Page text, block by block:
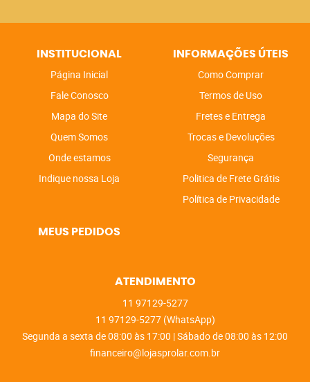
INSTITUCIONAL
Página Inicial
Fale Conosco
Mapa do Site
Quem Somos
Onde estamos
Indique nossa Loja
INFORMAÇÕES ÚTEIS
Como Comprar
Termos de Uso
Fretes e Entrega
Trocas e Devoluções
Segurança
Politica de Frete Grátis
Política de Privacidade
MEUS PEDIDOS
ATENDIMENTO
11 97129-5277
11 97129-5277 (WhatsApp)
Segunda a sexta de 08:00 às 17:00 | Sábado de 08:00 às 12:00
financeiro@lojasprolar.com.br